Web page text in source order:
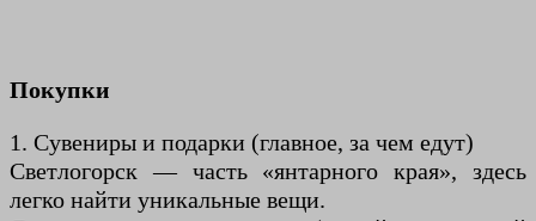
Покупки
1. Сувениры и подарки (главное, за чем едут)
Светлогорск — часть «янтарного края», здесь
легко найти уникальные вещи.